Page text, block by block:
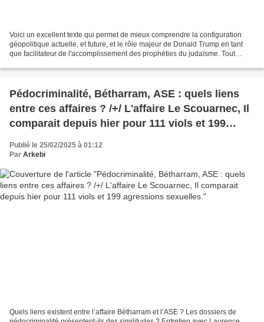
Voici un excellent texte qui permet de mieux comprendre la configuration
géopolitique actuelle, et future, et le rôle majeur de Donald Trump en tant
que facilitateur de l'accomplissement des prophéties du judaïsme. Tout
Pédocriminalité, Bétharram, ASE : quels liens
entre ces affaires ? /+/ L'affaire Le Scouarnec, Il
comparait depuis hier pour 111 viols et 199
Publié le 25/02/2025 à 01:12
Par Arkebi
Quels liens existent entre l’affaire Bétharram et l’ASE ? Les dossiers de